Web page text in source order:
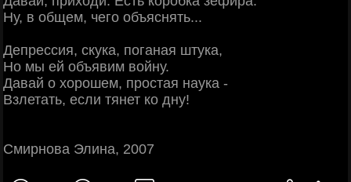
Ну, в общем, чего объяснять...
Депрессия, скука, поганая штука,
Но мы ей объявим войну.
Давай о хорошем, простая наука -
Взлетать, если тянет ко дну!
Смирнова Элина, 2007